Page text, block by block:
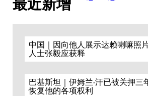
最近新增
中国｜因向他人展示达赖喇嘛照
人士张毅应获释
巴基斯坦｜伊姆兰·汗已被关押三
恢复他的各项权利